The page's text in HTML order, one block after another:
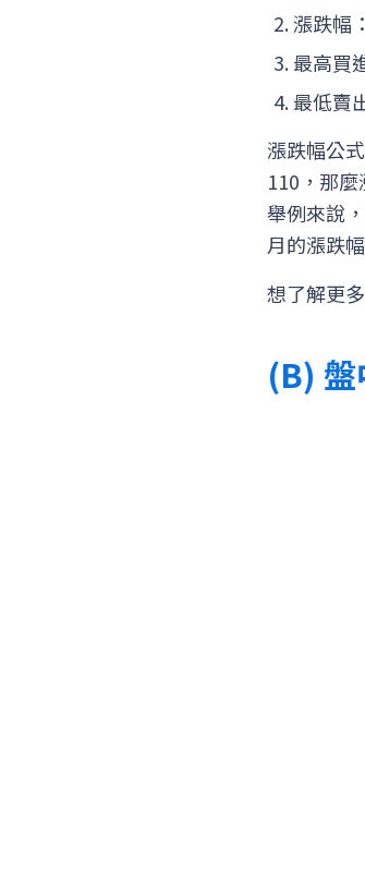
漲跌幅
最高買
最低賣
漲跌幅公
110，那
舉例來說
月的漲跌
想了解更
(B)